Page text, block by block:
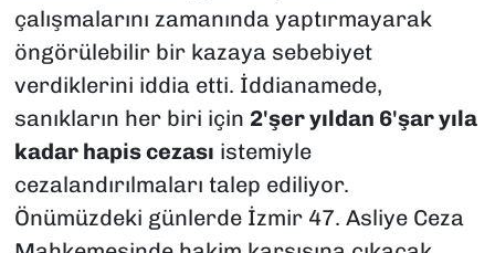
çalışmalarını zamanında yaptırmayarak
öngörülebilir bir kazaya sebebiyet
verdiklerini iddia etti. İddianamede,
sanıkların her biri için 2'şer yıldan 6'şar yıla
kadar hapis cezası istemiyle
cezalandırılmaları talep ediliyor.
Önümüzdeki günlerde İzmir 47. Asliye Ceza